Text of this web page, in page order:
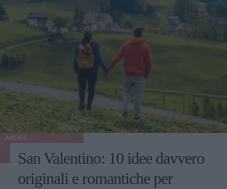
AMORE
San Valentino: 10 idee davvero
originali e romantiche per